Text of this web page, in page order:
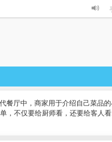
厅中，商家用于介绍自己菜品
，不仅要给厨师看，还要给客人